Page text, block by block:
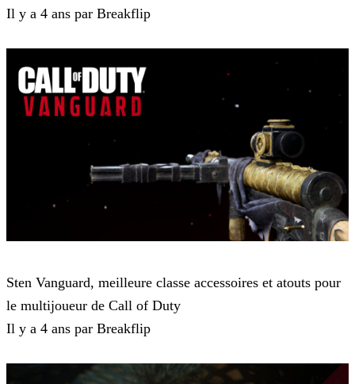
Il y a 4 ans par Breakflip
Sten Vanguard, meilleure classe accessoires et atouts pour
le multijoueur de Call of Duty
Il y a 4 ans par Breakflip